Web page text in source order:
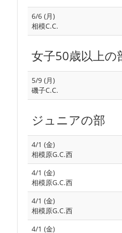
6/6 (月)
相模C.C.
女子50歳以上の
5/9 (月)
磯子C.C.
ジュニアの部
4/1 (金)
相模原G.C.西
4/1 (金)
相模原G.C.西
4/1 (金)
相模原G.C.西
4/1 (金)